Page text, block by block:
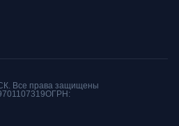
Все права защищены
ОГРН: